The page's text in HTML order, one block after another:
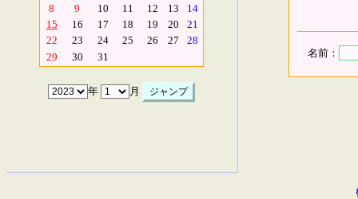
8
9 10 11 12 13
14
15
16 17 18 19 20
21
22
23 24 25 26 27
28
29
30 31
年 月
名前：